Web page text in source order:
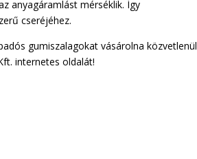
anyagáramlást mérséklik. Így
cseréjéhez.
gumiszalagokat vásárolna közvetlenül
internetes oldalát!